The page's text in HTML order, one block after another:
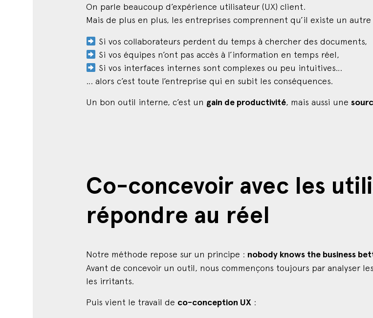
On parle beaucoup d’expérience utilisateur (UX) client.
Mais de plus en plus, les entreprises comprennent qu’il existe un
Si vos collaborateurs perdent du temps à chercher des documents,
Si vos équipes n’ont pas accès à l’information en temps réel,
Si vos interfaces internes sont complexes ou peu intuitives…
… alors c’est toute l’entreprise qui en subit les conséquences.
Un bon outil interne, c’est un gain de productivité, mais aussi une
Co-concevoir avec les
répondre au réel
Notre méthode repose sur un principe : nobody knows the business
Avant de concevoir un outil, nous commençons toujours par analyser
les irritants.
Puis vient le travail de co-conception UX :